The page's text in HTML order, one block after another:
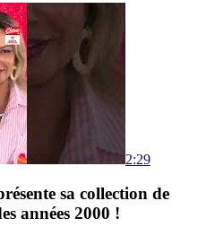
2:29
sa collection de
années 2000 !